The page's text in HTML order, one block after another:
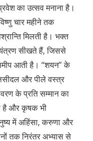
का उत्सव मनाना है।
चार महीने तक
मिलती है। भक्त
सीखते हैं, जिससे
आती है। “शयन” के
और पीले वस्त्र
के प्रति सम्मान का
है और कृषक भी
में अहिंसा, करुणा और
तक निरंतर अभ्यास से